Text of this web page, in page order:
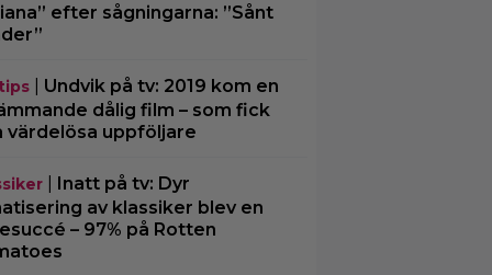
efter sågningarna: ”Sånt
| Undvik på tv: 2019 kom en
dålig film – som fick
värdelösa uppföljare
| Inatt på tv: Dyr
av klassiker blev en
– 97% på Rotten